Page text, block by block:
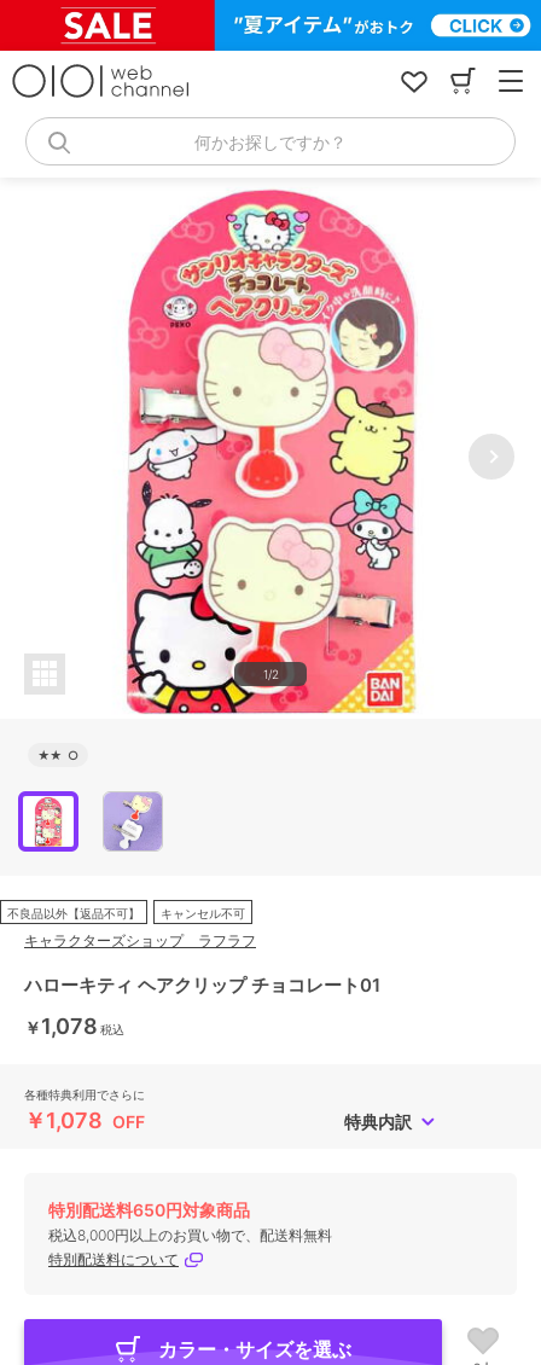
何かお探しですか？
1/2
★★ ○
不良品以外【返品不可】 キャンセル不可
キャラクターズショップ ラフラフ
ハローキティ ヘアクリップ チョコレート01
￥1,078 税込
各種特典利用でさらに
￥1,078 OFF 特典内訳
特別配送料650円対象商品
税込8,000円以上のお買い物で、配送料無料
特別配送料について
カラー・サイズを選ぶ